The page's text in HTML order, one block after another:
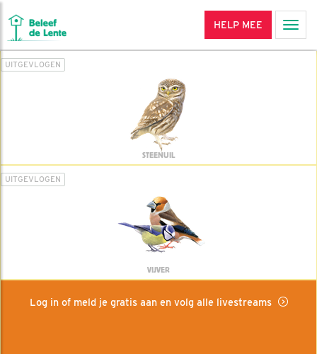
HELP MEE
UITGEVLOGEN
STEENUIL
UITGEVLOGEN
VIJVER
Log in of meld je gratis aan en volg alle livestreams